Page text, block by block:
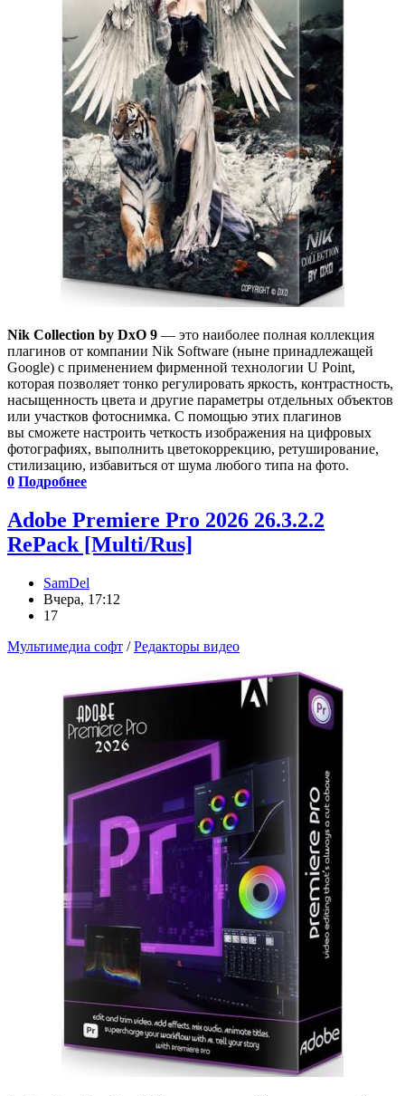
Nik Collection by DxO 9 — это наиболее полная коллекция
плагинов от компании Nik Software (ныне принадлежащей
Google) с применением фирменной технологии U Point,
которая позволяет тонко регулировать яркость, контрастность,
насыщенность цвета и другие параметры отдельных объектов
или участков фотоснимка. С помощью этих плагинов
вы сможете настроить четкость изображения на цифровых
фотографиях, выполнить цветокоррекцию, ретуширование,
стилизацию, избавиться от шума любого типа на фото.
0 Подробнее
Adobe Premiere Pro 2026 26.3.2.2
RePack [Multi/Rus]
SamDel
Вчера, 17:12
17
Мультимедиа софт /Редакторы видео